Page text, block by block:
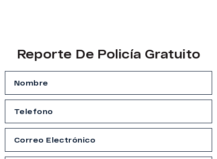
Reporte De Policía Gratuito